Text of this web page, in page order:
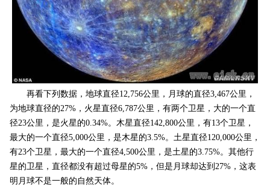
再看下列数据，地球直径12,756公里，月球的直径3,467公里，
为地球直径的27%，火星直径6,787公里，有两个卫星，大的一个直
径23公里，是火星的0.34%。木星直径142,800公里，有13个卫星，
最大的一个直径5,000公里，是木星的3.5%。土星直径120,000公里，
有23个卫星，最大的一个直径4,500公里，是土星的3.75%。其他行
星的卫星，直径都没有超过母星的5%，但是月球却达到27%，这表
明月球不是一般的自然天体。